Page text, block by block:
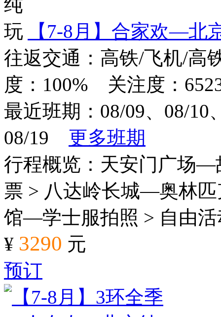
【7-8月】合家欢—北
往返交通：高铁/飞机/
度：100% 关注度：
最近班期：08/09、08/10
08/19 更多班期
行程概览：天安门广场
票 > 八达岭长城—奥林
馆—学士服拍照 > 自由
¥ 3290 元
预订